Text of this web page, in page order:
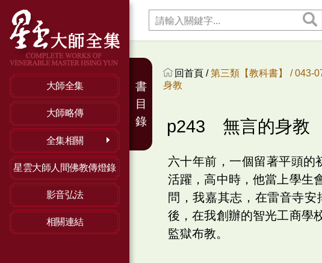
大師全集
大師略傳
全集相關
星雲大師人間佛教傳燈錄
影音弘法
相關連結
回首頁 /第三類【教科書】 /043-
身教
p243 無言的身教
六十年前，一個留著平頭
活躍，高中時，他當上學生
問，我嘉其志，在雷音寺
後，在我創辦的智光工商學
監獄布教。
書
目
錄